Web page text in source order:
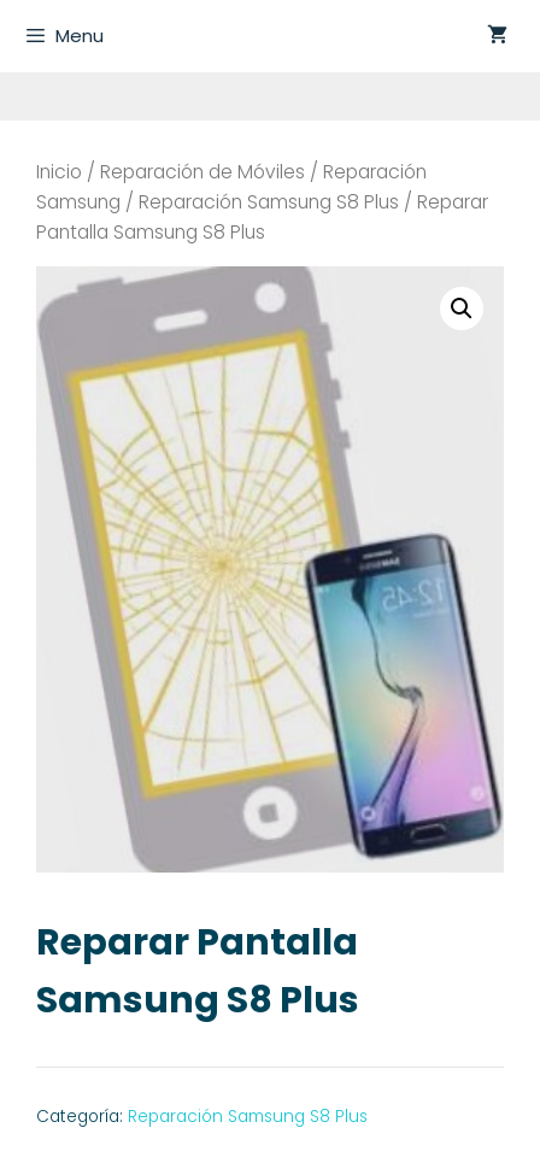
Menu
Inicio / Reparación de Móviles / Reparación
Samsung / Reparación Samsung S8 Plus / Reparar
Pantalla Samsung S8 Plus
Reparar Pantalla
Samsung S8 Plus
Categoría: Reparación Samsung S8 Plus